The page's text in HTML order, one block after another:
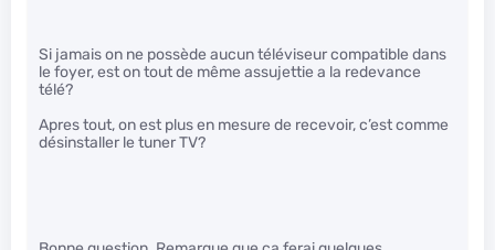
Si jamais on ne possède aucun téléviseur compatible dans
le foyer, est on tout de même assujettie a la redevance
télé?
Apres tout, on est plus en mesure de recevoir, c’est comme
désinstaller le tuner TV?